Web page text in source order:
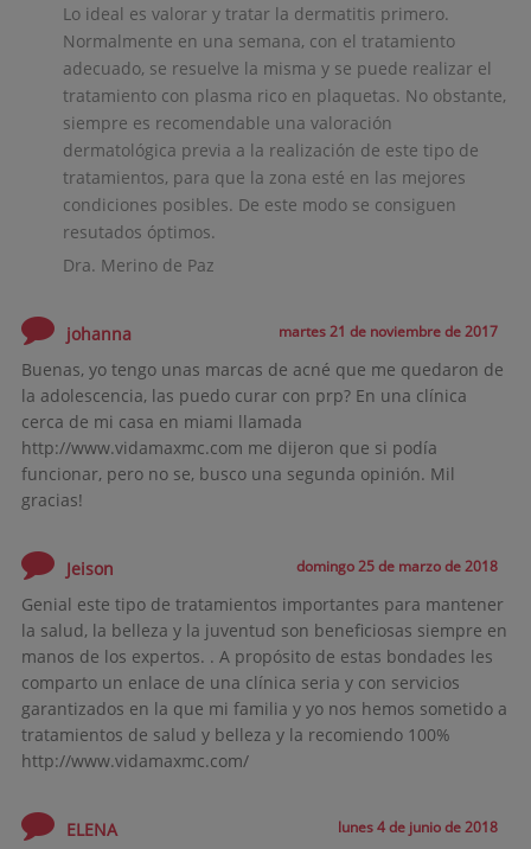
Lo ideal es valorar y tratar la dermatitis primero.
Normalmente en una semana, con el tratamiento
adecuado, se resuelve la misma y se puede realizar el
tratamiento con plasma rico en plaquetas. No obstante,
siempre es recomendable una valoración
dermatológica previa a la realización de este tipo de
tratamientos, para que la zona esté en las mejores
condiciones posibles. De este modo se consiguen
resutados óptimos.
Dra. Merino de Paz
johanna martes 21 de noviembre de 2017
Buenas, yo tengo unas marcas de acné que me quedaron de
la adolescencia, las puedo curar con prp? En una clínica
cerca de mi casa en miami llamada
http://www.vidamaxmc.com me dijeron que si podía
funcionar, pero no se, busco una segunda opinión. Mil
gracias!
Jeison domingo 25 de marzo de 2018
Genial este tipo de tratamientos importantes para mantener
la salud, la belleza y la juventud son beneficiosas siempre en
manos de los expertos. . A propósito de estas bondades les
comparto un enlace de una clínica seria y con servicios
garantizados en la que mi familia y yo nos hemos sometido a
tratamientos de salud y belleza y la recomiendo 100%
http://www.vidamaxmc.com/
ELENA lunes 4 de junio de 2018